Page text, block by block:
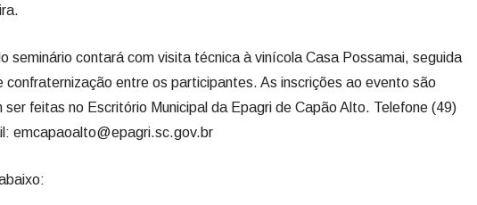
seminário contará com visita técnica à vinícola Casa Possamai, seguida
confraternização entre os participantes. As inscrições ao evento são
feitas no Escritório Municipal da Epagri de Capão Alto. Telefone (49)
emcapaoalto@epagri.sc.gov.br